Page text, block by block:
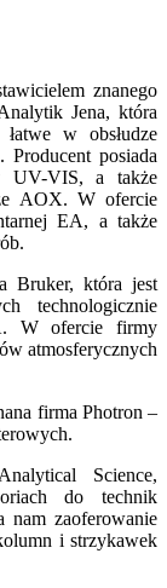
znanego
Jena, która
w obsłudze
posiada
UV-VIS, a także
AOX. W ofercie
EA, a także
Bruker, która jest
technologicznie
W ofercie firmy
atmosferycznych
firma Photron –
Science,
do technik
zaoferowanie
i strzykawek